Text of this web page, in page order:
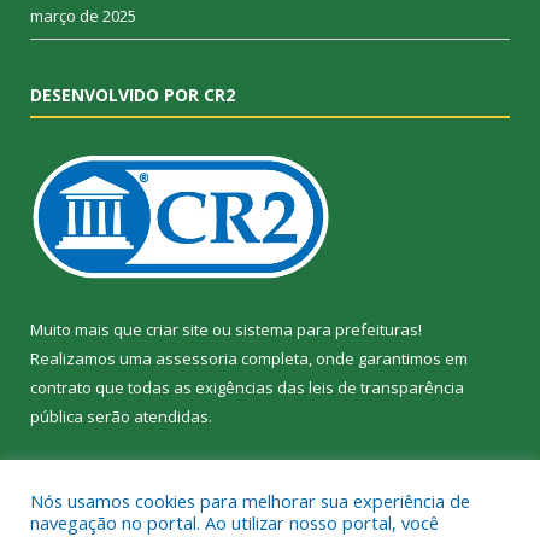
março de 2025
DESENVOLVIDO POR CR2
Muito mais que criar site ou sistema para prefeituras!
Realizamos uma assessoria completa, onde garantimos em
contrato que todas as exigências das leis de transparência
pública serão atendidas.
Nós usamos cookies para melhorar sua experiência de
navegação no portal. Ao utilizar nosso portal, você